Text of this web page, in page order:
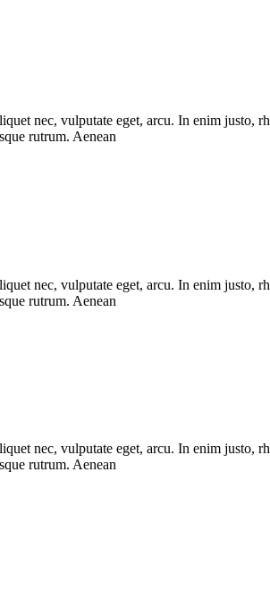
nec, vulputate eget, arcu. In enim justo,
rutrum. Aenean
nec, vulputate eget, arcu. In enim justo,
rutrum. Aenean
nec, vulputate eget, arcu. In enim justo,
rutrum. Aenean